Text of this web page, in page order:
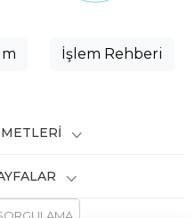
İşlem Rehberi